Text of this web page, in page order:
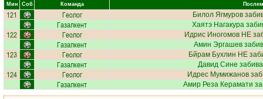
Мин Соб Команда
121 Геолог Билол Ягмуров
Газалкент Хаятэ Нагакура
122 Геолог Идрис Иногомов НЕ
Газалкент Амин Эргашев
123 Геолог Бйрам Бухлин НЕ
Газалкент Давид Сине
124 Геолог Идрес Мумижанов
Газалкент Амир Реза Керамати